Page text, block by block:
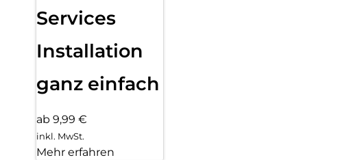
Services
Installation
ganz einfach
ab 9,99 €
inkl. MwSt.
Mehr erfahren